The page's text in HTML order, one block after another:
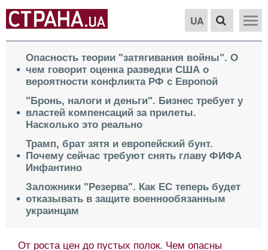
UA
Опасность теории "затягивания войны". О
чем говорит оценка разведки США о
вероятности конфликта РФ с Европой
"Бронь, налоги и деньги". Бизнес требует у
властей компенсаций за прилеты.
Насколько это реально
Трамп, брат зятя и европейский бунт.
Почему сейчас требуют снять главу ФИФА
Инфантино
Заложники "Резерва". Как ЕС теперь будет
отказывать в защите военнообязанным
украинцам
От роста цен до пустых полок. Чем опасны